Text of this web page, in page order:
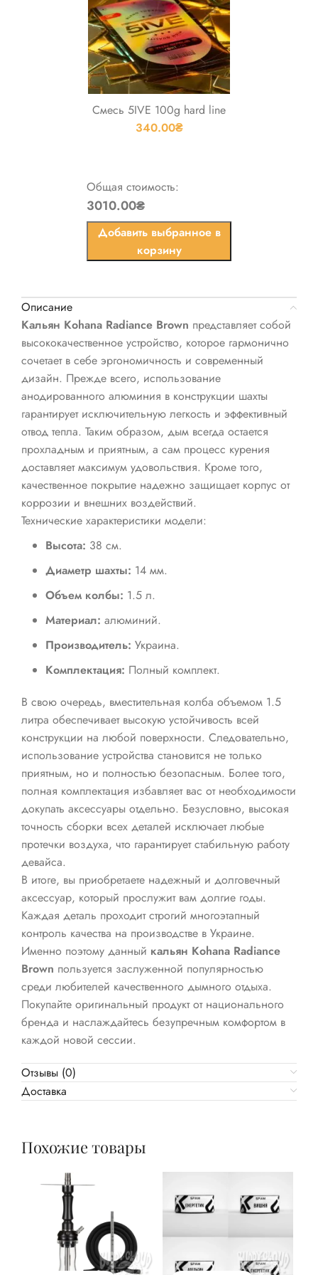
Смесь 5IVE 100g hard line
340.00₴
Общая стоимость:
3010.00₴
Добавить выбранное в
корзину
Описание
Кальян Kohana Radiance Brown представляет собой
высококачественное устройство, которое гармонично
сочетает в себе эргономичность и современный
дизайн. Прежде всего, использование
анодированного алюминия в конструкции шахты
гарантирует исключительную легкость и эффективный
отвод тепла. Таким образом, дым всегда остается
прохладным и приятным, а сам процесс курения
доставляет максимум удовольствия. Кроме того,
качественное покрытие надежно защищает корпус от
коррозии и внешних воздействий.
Технические характеристики модели:
Высота: 38 см.
Диаметр шахты: 14 мм.
Объем колбы: 1.5 л.
Материал: алюминий.
Производитель: Украина.
Комплектация: Полный комплект.
В свою очередь, вместительная колба объемом 1.5
литра обеспечивает высокую устойчивость всей
конструкции на любой поверхности. Следовательно,
использование устройства становится не только
приятным, но и полностью безопасным. Более того,
полная комплектация избавляет вас от необходимости
докупать аксессуары отдельно. Безусловно, высокая
точность сборки всех деталей исключает любые
протечки воздуха, что гарантирует стабильную работу
девайса.
В итоге, вы приобретаете надежный и долговечный
аксессуар, который прослужит вам долгие годы.
Каждая деталь проходит строгий многоэтапный
контроль качества на производстве в Украине.
Именно поэтому данный кальян Kohana Radiance
Brown пользуется заслуженной популярностью
среди любителей качественного дымного отдыха.
Покупайте оригинальный продукт от национального
бренда и наслаждайтесь безупречным комфортом в
каждой новой сессии.
Отзывы (0)
Доставка
Похожие товары